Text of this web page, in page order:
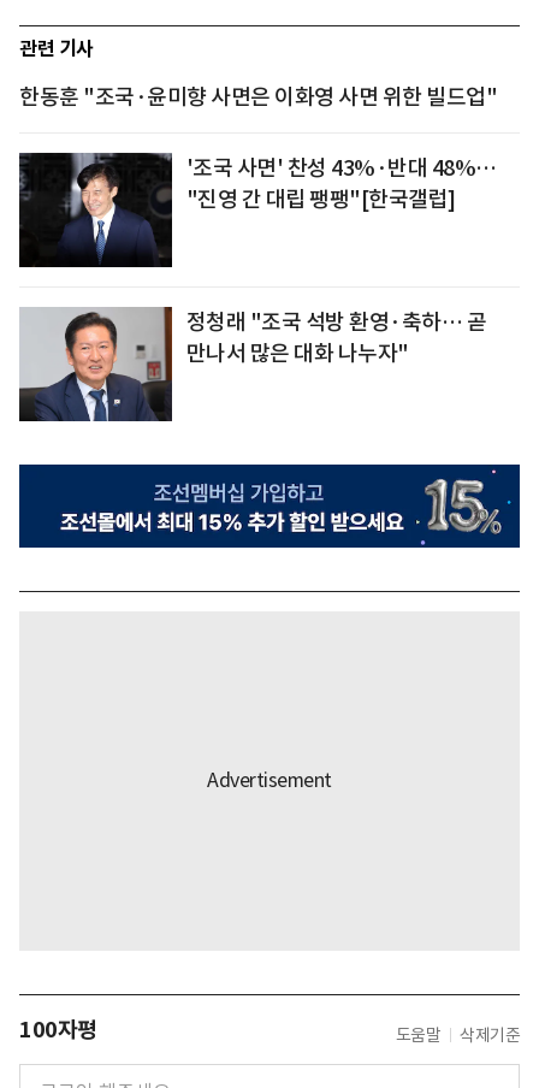
관련 기사
한동훈 "조국·윤미향 사면은 이화영 사면 위한 빌드업"
'조국 사면' 찬성 43%·반대 48%…
"진영 간 대립 팽팽"[한국갤럽]
정청래 "조국 석방 환영·축하… 곧
만나서 많은 대화 나누자"
100자평 도움말 삭제기준